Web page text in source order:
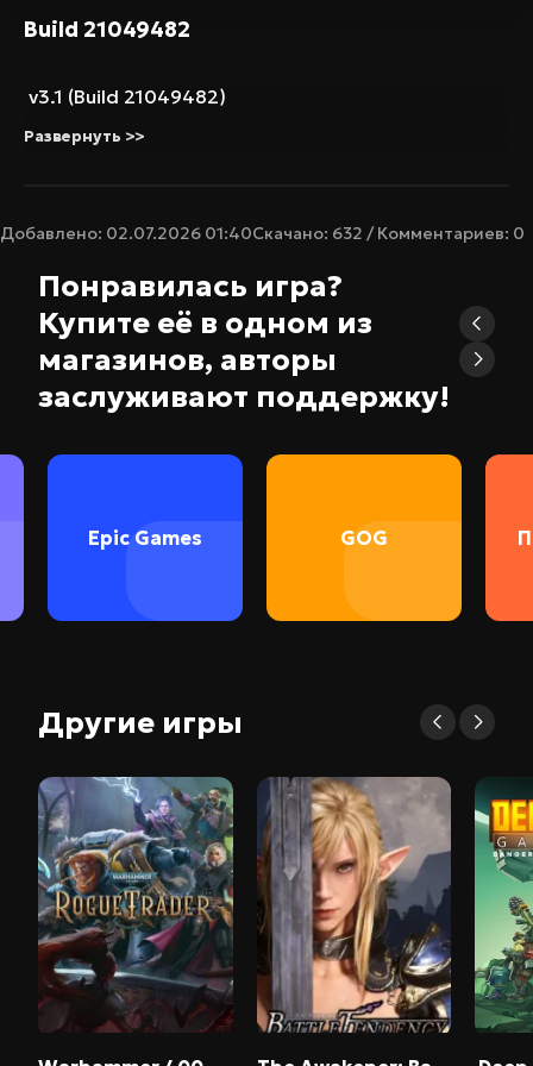
Build 21049482
v3.1 (Build 21049482)
Развернуть >>
Добавлено: 02.07.2026 01:40Скачано: 632 / Комментариев: 0
Понравилась игра?
Купите её в одном из
магазинов, авторы
заслуживают поддержку!
Epic Games GOG
Другие игры